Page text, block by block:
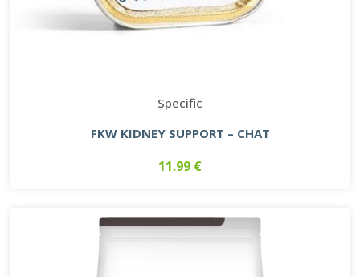
Specific
FKW KIDNEY SUPPORT – CHAT
11.99 €